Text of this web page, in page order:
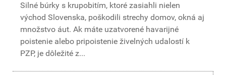
Silné búrky s krupobitím, ktoré zasiahli nielen
východ Slovenska, poškodili strechy domov, okná aj
množstvo áut. Ak máte uzatvorené havarijné
poistenie alebo pripoistenie živelných udalostí k
PZP, je dôležité z...